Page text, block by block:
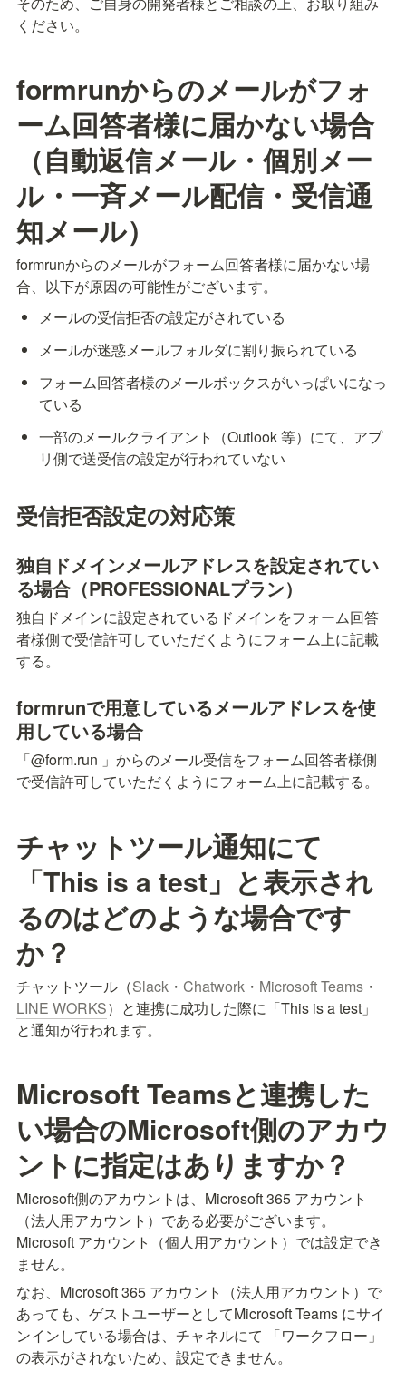
ください。
formrunからのメールがフォ
ーム回答者様に届かない場合
（自動返信メール・個別メー
ル・一斉メール配信・受信通
知メール）
formrunからのメールがフォーム回答者様に届かない場
合、以下が原因の可能性がございます。
メールの受信拒否の設定がされている
メールが迷惑メールフォルダに割り振られている
フォーム回答者様のメールボックスがいっぱいになっ
ている
一部のメールクライアント（Outlook 等）にて、アプ
リ側で送受信の設定が行われていない
受信拒否設定の対応策
独自ドメインメールアドレスを設定されてい
る場合（PROFESSIONALプラン）
独自ドメインに設定されているドメインをフォーム回答
者様側で受信許可していただくようにフォーム上に記載
する。
formrunで用意しているメールアドレスを使
用している場合
「@form.run 」からのメール受信をフォーム回答者様側
で受信許可していただくようにフォーム上に記載する。
チャットツール通知にて
「This is a test」と表示され
るのはどのような場合です
か？
チャットツール（Slack ・ Chatwork ・ Microsoft Teams ・
LINE WORKS）と連携に成功した際に「This is a test」
と通知が行われます。
Microsoft Teamsと連携した
い場合のMicrosoft側のアカウ
ントに指定はありますか？
Microsoft側のアカウントは、Microsoft 365 アカウント
（法人用アカウント）である必要がございます。
Microsoft アカウント（個人用アカウント）では設定でき
ません。
なお、Microsoft 365 アカウント（法人用アカウント）で
あっても、ゲストユーザーとしてMicrosoft Teams にサイ
ンインしている場合は、チャネルにて 「ワークフロー」
の表示がされないため、設定できません。